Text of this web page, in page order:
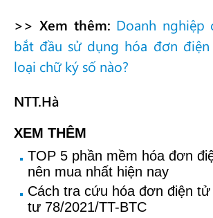
>> Xem thêm: Doanh nghiệp
bắt đầu sử dụng hóa đơn
loại chữ ký số nào?
NTT.Hà
XEM THÊM
TOP 5 phần mềm hóa đơn
nên mua nhất hiện nay
Cách tra cứu hóa đơn điện
tư 78/2021/TT-BTC